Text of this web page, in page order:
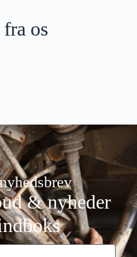
os
& nyheder